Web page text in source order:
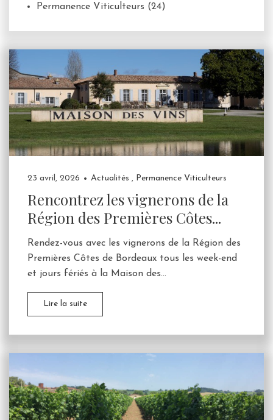
Permanence Viticulteurs (24)
23 avril, 2026 Actualités , Permanence Viticulteurs
Rencontrez les vignerons de la
Région des Premières Côtes...
Rendez-vous avec les vignerons de la Région des
Premières Côtes de Bordeaux tous les week-end
et jours fériés à la Maison des...
Lire la suite